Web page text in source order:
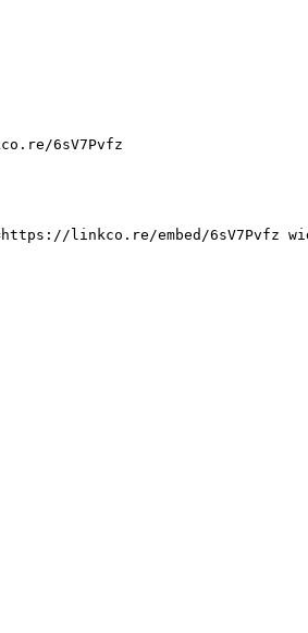
6sV7Pvfz
linkco.re/embed/6sV7Pvfz